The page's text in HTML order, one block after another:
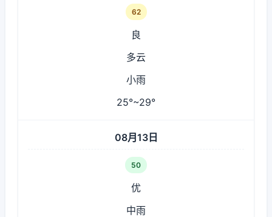
62
良
多云
小雨
25°~29°
08月13日
50
优
中雨